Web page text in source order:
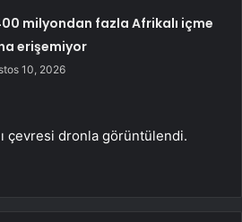
milyondan fazla Afrikalı içme
erişemiyor
10, 2026
çevresi dronla görüntülendi.